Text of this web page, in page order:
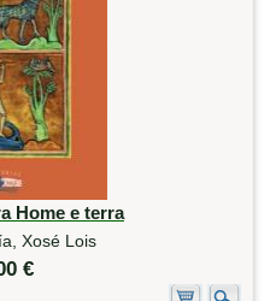
Home e terra
Xosé Lois
€